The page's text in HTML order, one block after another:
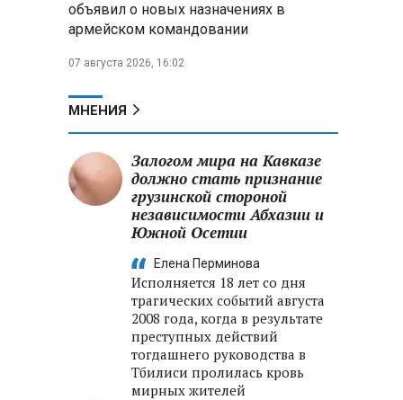
объявил о новых назначениях в
армейском командовании
07 августа 2026, 16:02
МНЕНИЯ
Залогом мира на Кавказе
должно стать признание
грузинской стороной
независимости Абхазии и
Южной Осетии
Елена Перминова
Исполняется 18 лет со дня
трагических событий августа
2008 года, когда в результате
преступных действий
тогдашнего руководства в
Тбилиси пролилась кровь
мирных жителей